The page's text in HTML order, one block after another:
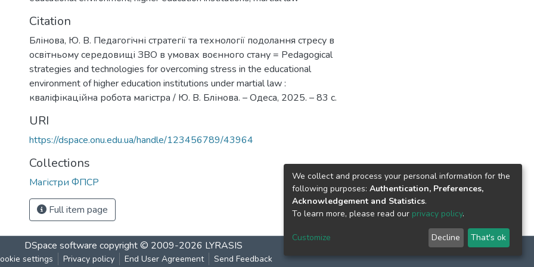
Citation
Блінова, Ю. В. Педагогічні стратегії та технології подолання стресу в
освітньому середовищі ЗВО в умовах воєнного стану = Pedagogical
strategies and technologies for overcoming stress in the educational
environment of higher education institutions under martial law :
кваліфікаційна робота магістра / Ю. В. Блінова. – Одеса, 2025. – 83 с.
URI
https://dspace.onu.edu.ua/handle/123456789/43964
Collections
Магістри ФПСР
Full item page
DSpace software copyright © 2009-2026 LYRASIS
settings Privacy policy End User Agreement Send Feedback
We collect and process your personal information for the
following purposes: Authentication, Preferences,
Acknowledgement and Statistics.
To learn more, please read our privacy policy.
Customize Decline That's ok